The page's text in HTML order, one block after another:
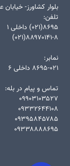
بلوار کشاورز- خیابان
تلفن:
۸۶۹۵(۰۲۱) داخلی ۱
۸۸۹۷۰۱۴۱-۸(۰۲۱)
نمابر:
۸۶۹۵-۰۲۱ داخلی ۶
تماس و پیام در بله:
۰۹۹۰۳۱۰۳۵۲۷
۰۹۳۳۲۶۴۴۱۰۸
۰۹۳۹۵۸۴۵۷۸۵
۰۹۳۳۸۸۸۸۶۹۵